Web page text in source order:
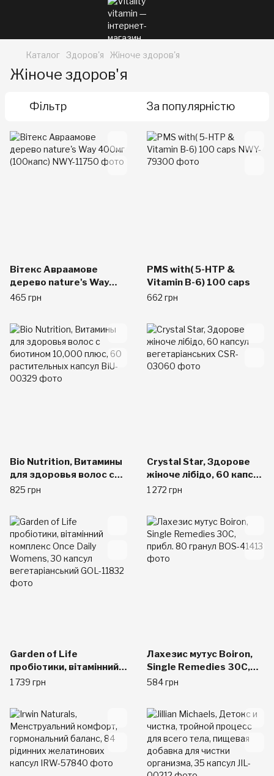
Каталог Здоров'я Жіноче здоров'я
Жіноче здоров'я
Фільтр За популярністю
Вітекс Авраамове
дерево nature's Way
400мг (100капс)
465 грн
PMS with( 5-HTP &
Vitamin B-6) 100 caps
662 грн
Bio Nutrition, Витамины
для здоровья волос с
биотином 10,000 плюс,
капсул
825 грн
Crystal Star, Здорове
жіноче лібідо, 60 капсул
вегетаріанських
1 272 грн
Garden of Life
пробіотики, вітамінний
комплекс Once Daily
вегетаріанський
1 739 грн
Лахезис мутус Boiron,
Single Remedies 30C,
прибл. 80 гранул
584 грн